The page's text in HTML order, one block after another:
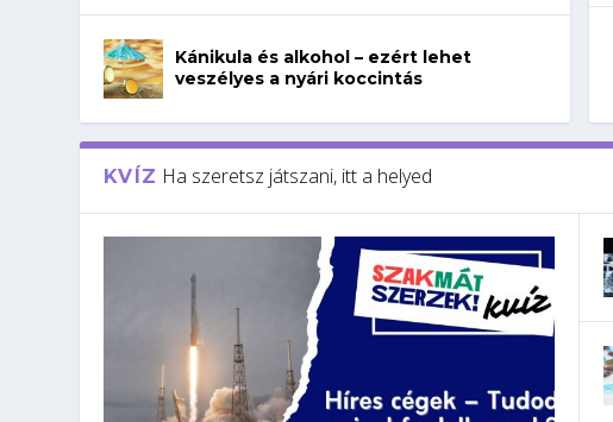
Kánikula és alkohol – ezért lehet
veszélyes a nyári koccintás
KVÍZ Ha szeretsz játszani, itt a helyed